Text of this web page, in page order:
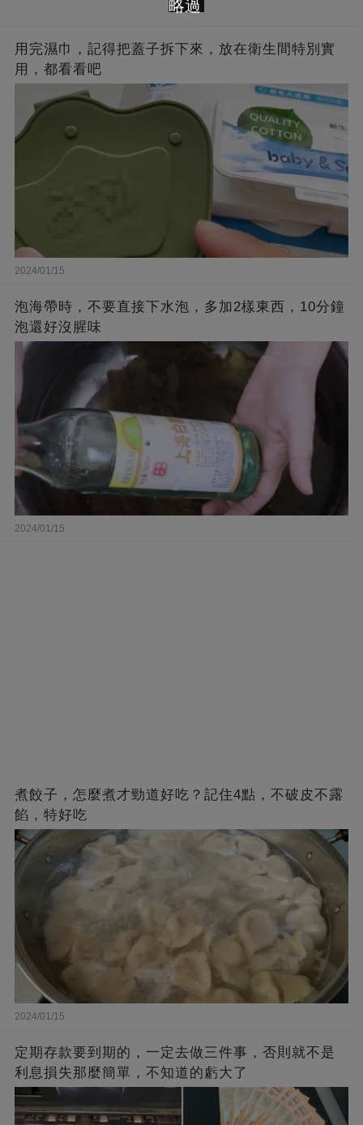
用完濕巾，記得把蓋子拆下來，放在衛生間特別實
用，都看看吧
2024/01/15
泡海帶時，不要直接下水泡，多加2樣東西，10分鐘
泡還好沒腥味
2024/01/15
煮餃子，怎麼煮才勁道好吃？記住4點，不破皮不露
餡，特好吃
2024/01/15
定期存款要到期的，一定去做三件事，否則就不是
利息損失那麼簡單，不知道的虧大了
略過